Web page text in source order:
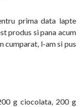
prima data lapte
produs si pana acum
cumparat, l-am si pus
g ciocolata, 200 g